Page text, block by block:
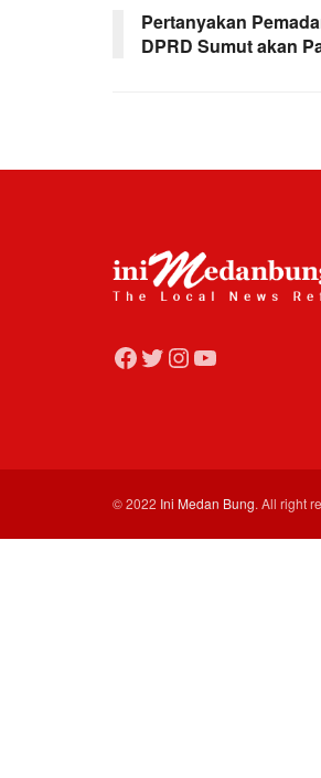
Pertanyakan
DPRD Sumut akan
Facebook
Twitter
Instagram
YouTube
© 2022 Ini Medan Bung. All right